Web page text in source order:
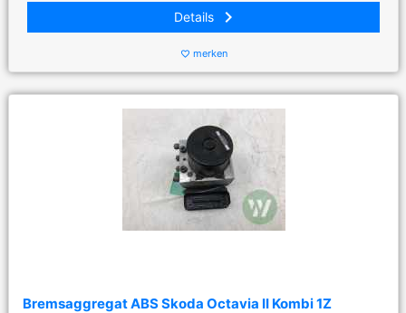
Details keyboard_arrow_right
favorite_border merken
Bremsaggregat ABS Skoda Octavia II Kombi 1Z